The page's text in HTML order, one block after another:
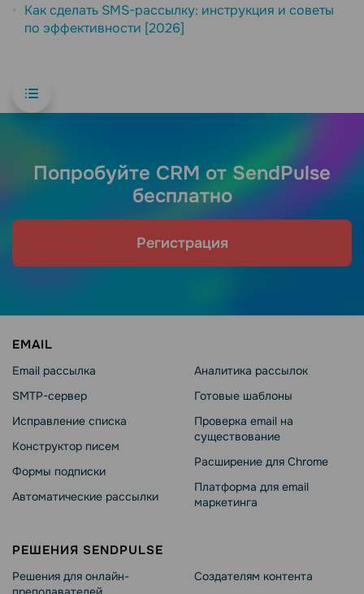
Как сделать SMS-рассылку: инструкция и советы
по эффективности [2026]
Попробуйте CRM от SendPulse
бесплатно
Регистрация
EMAIL
Email рассылка
SMTP-сервер
Исправление списка
Конструктор писем
Формы подписки
Автоматические рассылки
Аналитика рассылок
Готовые шаблоны
Проверка email на
существование
Расширение для Chrome
Платформа для email
маркетинга
РЕШЕНИЯ SENDPULSE
Решения для онлайн-
Создателям контента